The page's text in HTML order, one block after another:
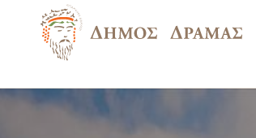
Πίνακας Ανάρτησης Θεμάτων της